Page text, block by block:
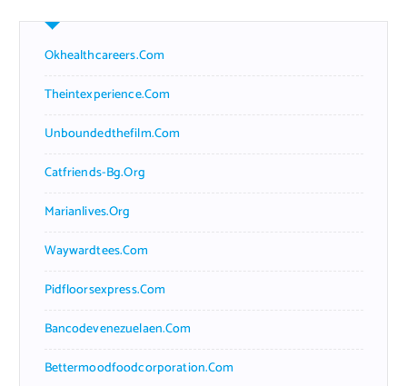
Okhealthcareers.com
Theintexperience.com
Unboundedthefilm.com
Catfriends-Bg.org
Marianlives.org
Waywardtees.com
Pidfloorsexpress.com
Bancodevenezuelaen.com
Bettermoodfoodcorporation.com